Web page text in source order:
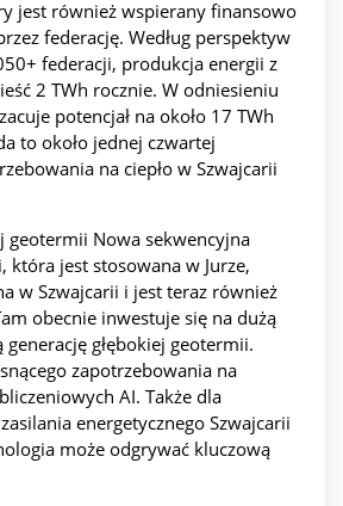
jest również wspierany finansowo
federację. Według perspektyw
federacji, produkcja energii z
2 TWh rocznie. W odniesieniu
potencjał na około 17 TWh
to około jednej czwartej
na ciepło w Szwajcarii
geotermii Nowa sekwencyjna
która jest stosowana w Jurze,
w Szwajcarii i jest teraz również
obecnie inwestuje się na dużą
głębokiej geotermii.
zapotrzebowania na
AI. Także dla
energetycznego Szwajcarii
może odgrywać kluczową